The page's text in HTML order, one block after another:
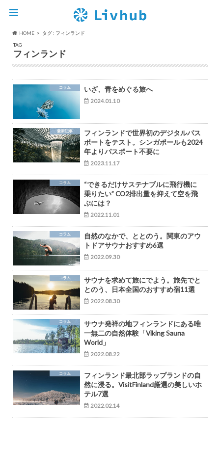
HOME
タグ : フィンランド
TAG
フィンランド
コラム いざ、青をめぐる旅へ
2024.01.10
最新記事
フィンランドで世界初のデジタルパス
ポートをテスト。シンガポールも2024
年よりパスポート不要に
2023.11.17
コラム
“できるだけサステナブルに飛行機に
乗りたい” CO2排出量を抑えて空を飛
ぶには？
2022.11.01
コラム
自然のなかで、ととのう。関東のアウ
トドアサウナおすすめ6選
2022.09.30
コラム
サウナを求めて旅にでよう。旅先でと
とのう、日本全国のおすすめ宿11選
2022.08.30
コラム
サウナ発祥の地フィンランドにある唯
一無二の自然体験「Viking Sauna
World」
2022.08.22
コラム
フィンランド最北部ラップランドの自
然に浸る。VisitFinland厳選の美しいホ
テル7選
2022.02.14